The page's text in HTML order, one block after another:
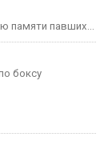
памяти павших...
боксу